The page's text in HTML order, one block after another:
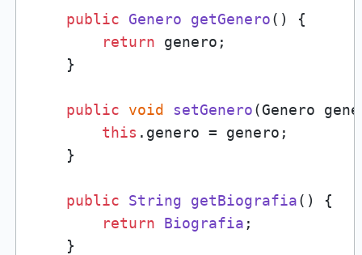
public Genero getGenero( ) {
return genero;
    }
public void setGenero(Genero
this . genero = genero;
    }
public String getBiografia( ) {
return
Biografia ;
    }